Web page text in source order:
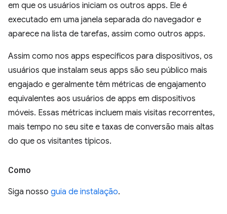
em que os usuários iniciam os outros apps. Ele é
executado em uma janela separada do navegador e
aparece na lista de tarefas, assim como outros apps.
Assim como nos apps específicos para dispositivos, os
usuários que instalam seus apps são seu público mais
engajado e geralmente têm métricas de engajamento
equivalentes aos usuários de apps em dispositivos
móveis. Essas métricas incluem mais visitas recorrentes,
mais tempo no seu site e taxas de conversão mais altas
do que os visitantes típicos.
Como
Siga nosso guia de instalação.